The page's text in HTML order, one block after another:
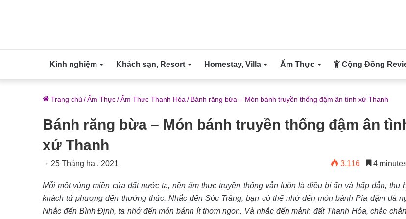
Kinh nghiệm Khách sạn, Resort Homestay, Villa Ẩm Thực Cộng Đồng
Trang chủ /Ẩm Thực/Ẩm Thực Thanh Hóa / Bánh răng bừa – Món bánh truyền thống đậm ân tình xứ Thanh
Bánh răng bừa – Món bánh truyền thống đậm ân
xứ Thanh
25 Tháng hai, 2021 3.116 4
Mỗi một vùng miền của đất nước ta, nền ẩm thực truyền thống vẫn luôn là điều bí ẩn và hấp dẫn, thu
khách tứ phương đến thưởng thức. Nhắc đến Sóc Trăng, bạn có thể nhớ đến món bánh Pía đậm đà
Nhắc đến Bình Định, ta nhớ đến món bánh ít thơm ngon. Và nhắc đến mảnh đất Thanh Hóa, chắc